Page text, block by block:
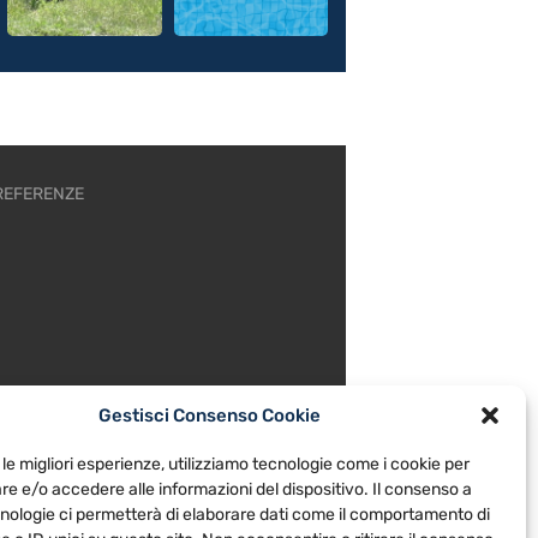
Gestisci Consenso Cookie
migliori esperienze, utilizziamo tecnologie come i cookie per
e/o accedere alle informazioni del dispositivo. Il consenso a
ci permetterà di elaborare dati come il comportamento di